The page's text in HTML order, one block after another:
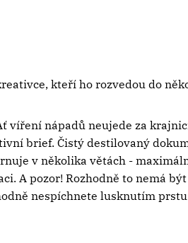
kteří ho rozvedou do
víření nápadů neujede za
brief. Čistý destilovaný
v několika větách -
A pozor! Rozhodně to nemá
nespíchnete lusknutím